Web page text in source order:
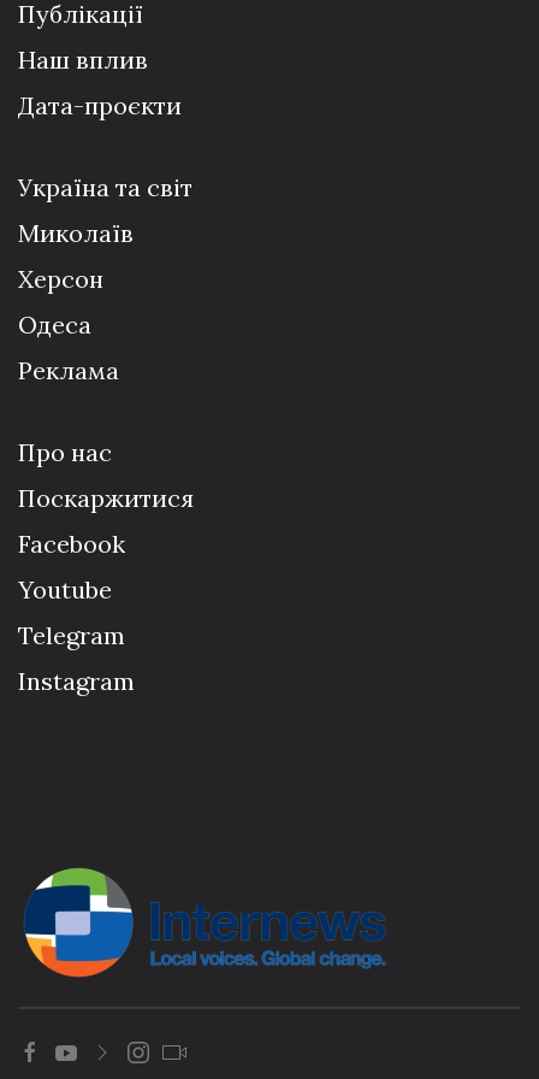
Публікації
Наш вплив
Дата-проєкти
Україна та світ
Миколаїв
Херсон
Одеса
Реклама
Про нас
Поскаржитися
Facebook
Youtube
Telegram
Instagram